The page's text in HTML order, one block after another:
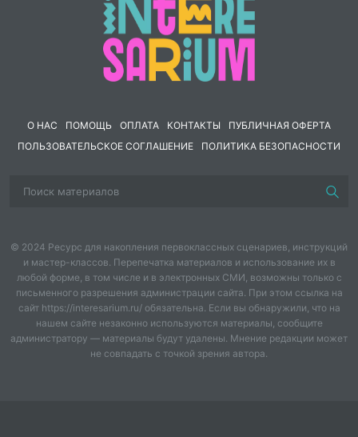
О НАС ПОМОЩЬ ОПЛАТА КОНТАКТЫ
ПУБЛИЧНАЯ ОФЕРТА
ПОЛЬЗОВАТЕЛЬСКОЕ СОГЛАШЕНИЕ
ПОЛИТИКА БЕЗОПАСНОСТИ
© 2024 Ресурс для накопления первоклассных сценариев, инструкций
и мастер-классов. Перепечатка материалов и использование их в
любой форме, в том числе и в электронных СМИ, возможны только с
письменного разрешения администрации сайта. При этом ссылка на
сайт https://interesarium.ru/ обязательна. Если вы обнаружили, что на
нашем сайте незаконно используются материалы, сообщите
администратору — материалы будут удалены. Мнение редакции может
не совпадать с точкой зрения автора.